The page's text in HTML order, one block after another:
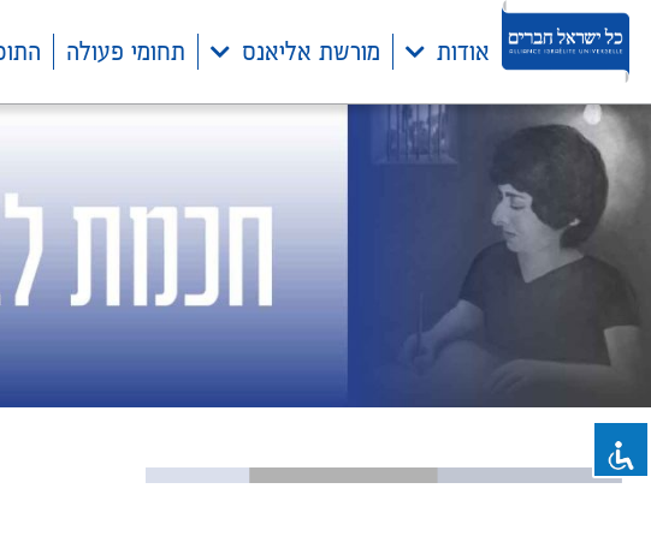
אודות מורשת אליאנס תחומי פעולה